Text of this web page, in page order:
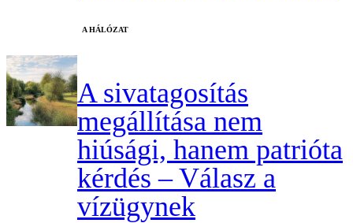
A HÁLÓZAT
A sivatagosítás
megállítása nem
hiúsági, hanem patrióta
kérdés – Válasz a
vízügynek